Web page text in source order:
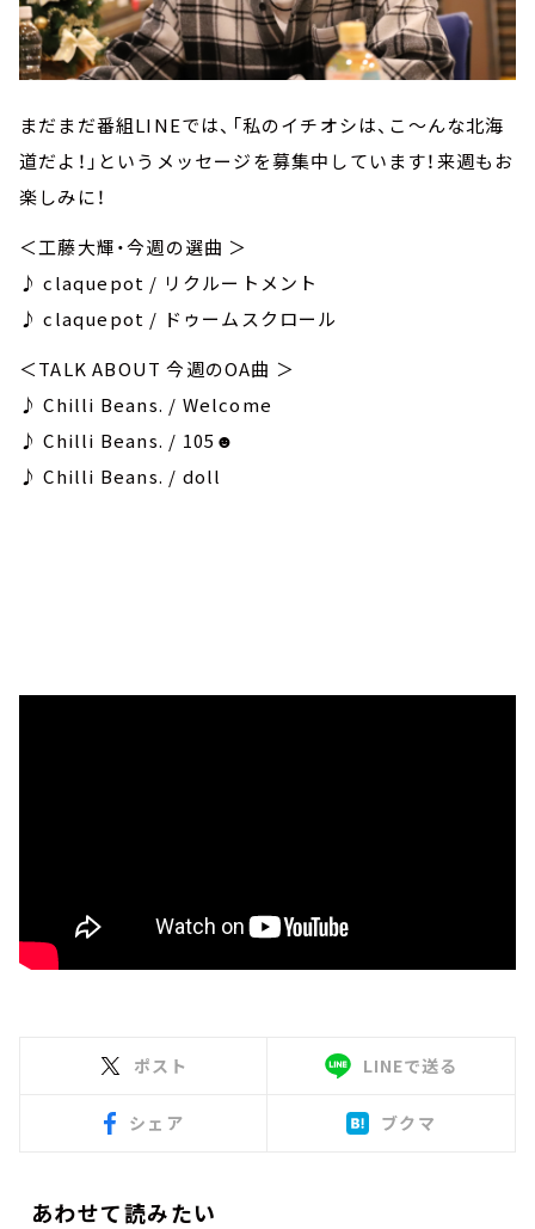
まだまだ番組LINEでは、「私のイチオシは、こ～んな北海
道だよ！」というメッセージを募集中しています！来週もお
楽しみに！
＜工藤大輝・今週の選曲 ＞
♪ claquepot / リクルートメント
♪ claquepot / ドゥームスクロール
＜TALK ABOUT 今週のOA曲 ＞
♪ Chilli Beans. / Welcome
♪ Chilli Beans. / 105☻
♪ Chilli Beans. / doll
ポスト LINEで送る
シェア ブクマ
あわせて読みたい